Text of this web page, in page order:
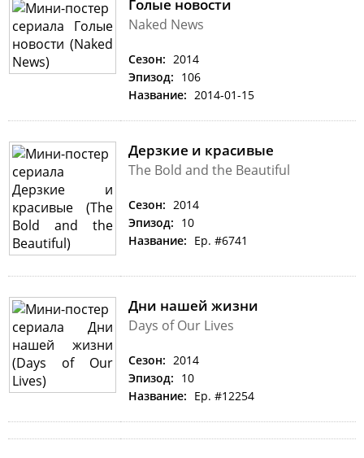
Голые новости
Naked News
Сезон: 2014
Эпизод: 106
Название: 2014-01-15
Дерзкие и красивые
The Bold and the Beautiful
Сезон: 2014
Эпизод: 10
Название: Ep. #6741
Дни нашей жизни
Days of Our Lives
Сезон: 2014
Эпизод: 10
Название: Ep. #12254